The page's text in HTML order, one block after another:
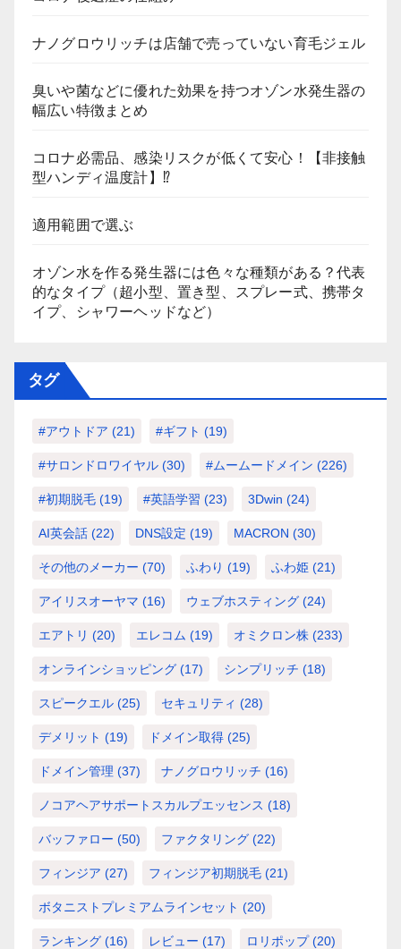
ナノグロウリッチは店舗で売っていない育毛ジェル
臭いや菌などに優れた効果を持つオゾン水発生器の
幅広い特徴まとめ
コロナ必需品、感染リスクが低くて安心！【非接触
型ハンディ温度計】⁉
適用範囲で選ぶ
オゾン水を作る発生器には色々な種類がある？代表
的なタイプ（超小型、置き型、スプレー式、携帯タ
イプ、シャワーヘッドなど）
タグ
#アウトドア (21) #ギフト (19)
#サロンドロワイヤル (30) #ムームードメイン (226)
#初期脱毛 (19) #英語学習 (23) 3Dwin (24)
AI英会話 (22) DNS設定 (19) MACRON (30)
その他のメーカー (70) ふわり (19) ふわ姫 (21)
アイリスオーヤマ (16) ウェブホスティング (24)
エアトリ (20) エレコム (19) オミクロン株 (233)
オンラインショッピング (17) シンプリッチ (18)
スピークエル (25) セキュリティ (28)
デメリット (19) ドメイン取得 (25)
ドメイン管理 (37) ナノグロウリッチ (16)
ノコアヘアサポートスカルプエッセンス (18)
バッファロー (50) ファクタリング (22)
フィンジア (27) フィンジア初期脱毛 (21)
ボタニストプレミアムラインセット (20)
ランキング (16) レビュー (17) ロリポップ(20)